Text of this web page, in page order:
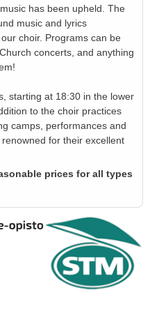
has been upheld. The
music and lyrics
choir. Programs can be
concerts, and anything
starting at 18:30 in the lower
to the choir practices
camps, performances and
for their excellent
prices for all types